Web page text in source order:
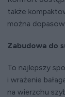
także
można
Zabudowa do
To najlepszy
i wrażenie
na wierzchu